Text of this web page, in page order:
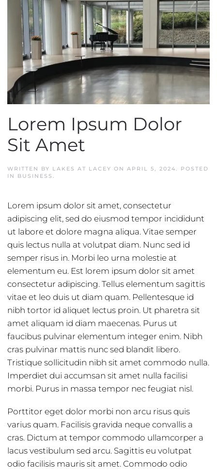
Lorem Ipsum Dolor
Sit Amet
WRITTEN BY LAKES AT LACEY ON APRIL 5, 2024
. POSTED
IN BUSINESS
Lorem ipsum dolor sit amet, consectetur
adipiscing elit, sed do eiusmod tempor incididunt
ut labore et dolore magna aliqua. Vitae semper
quis lectus nulla at volutpat diam. Nunc sed id
semper risus in. Morbi leo urna molestie at
elementum eu. Est lorem ipsum dolor sit amet
consectetur adipiscing. Tellus elementum sagittis
vitae et leo duis ut diam quam. Pellentesque id
nibh tortor id aliquet lectus proin. Ut pharetra sit
amet aliquam id diam maecenas. Purus ut
faucibus pulvinar elementum integer enim. Nibh
cras pulvinar mattis nunc sed blandit libero.
Tristique sollicitudin nibh sit amet commodo nulla.
Imperdiet dui accumsan sit amet nulla facilisi
morbi. Purus in massa tempor nec feugiat nisl.
Porttitor eget dolor morbi non arcu risus quis
varius quam. Facilisis gravida neque convallis a
cras. Dictum at tempor commodo ullamcorper a
lacus vestibulum sed arcu. Sagittis eu volutpat
odio facilisis mauris sit amet. Commodo odio